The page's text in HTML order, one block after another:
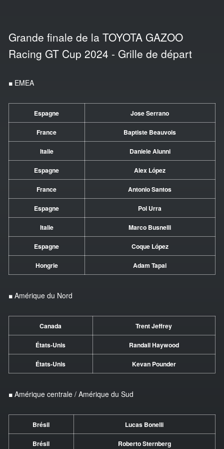
Grande finale de la TOYOTA GAZOO
Racing GT Cup 2024 - Grille de départ
■ EMEA
Espagne Jose Serrano
France Baptiste Beauvois
Italie Daniele Alunni
Espagne Alex López
France Antonio Santos
Espagne Pol Urra
Italie Marco Busnelli
Espagne Coque López
Hongrie Adam Tapai
■ Amérique du Nord
Canada Trent Jeffrey
États-Unis Randall Haywood
États-Unis Kevan Pounder
■ Amérique centrale / Amérique du Sud
Brésil Lucas Bonelli
Brésil Roberto Sternberg